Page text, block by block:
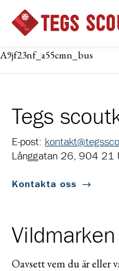
A9jf23nf_a55cmn_bus
Tegs
E-post:
Långgatan 26, 904 21
Kontakta oss
Oavsett vem du är eller